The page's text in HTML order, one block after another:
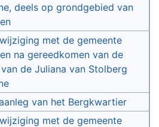
deels op grondgebied van
met de gemeente
na gereedkomen van de
de Juliana van Stolberg
van het Bergkwartier
met de gemeente